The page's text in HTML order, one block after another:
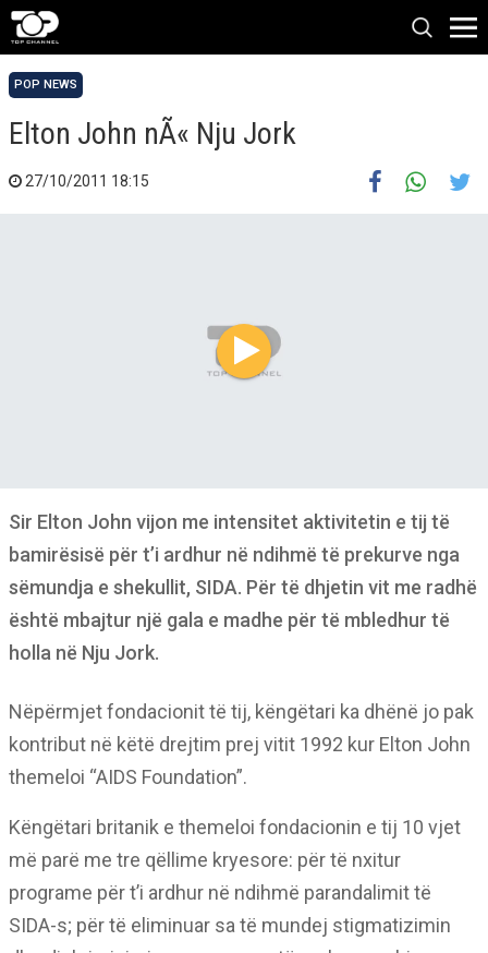
POP NEWS
Elton John nÃ« Nju Jork
27/10/2011 18:15
Sir Elton John vijon me intensitet aktivitetin e tij të
bamirësisë për t’i ardhur në ndihmë të prekurve nga
sëmundja e shekullit, SIDA. Për të dhjetin vit me radhë
është mbajtur një gala e madhe për të mbledhur të
holla në Nju Jork.
Nëpërmjet fondacionit të tij, këngëtari ka dhënë jo pak
kontribut në këtë drejtim prej vitit 1992 kur Elton John
themeloi “AIDS Foundation”.
Këngëtari britanik e themeloi fondacionin e tij 10 vjet
më parë me tre qëllime kryesore: për të nxitur
programe për t’i ardhur në ndihmë parandalimit të
SIDA-s; për të eliminuar sa të mundej stigmatizimin